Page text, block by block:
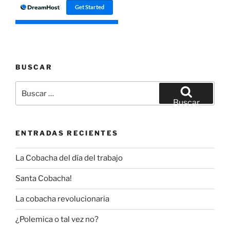
BUSCAR
por:
Buscar
ENTRADAS RECIENTES
La Cobacha del día del trabajo
Santa Cobacha!
La cobacha revolucionaria
¿Polemica o tal vez no?